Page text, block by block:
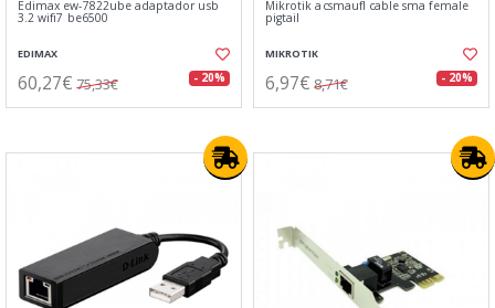
Edimax ew-7822ube adaptador usb
3.2 wifi7 be6500
EDIMAX
60,27€ 75,33€ - 20%
Mikrotik acsmaufl cable sma female
pigtail
MIKROTIK
6,97€ 8,71€ - 20%